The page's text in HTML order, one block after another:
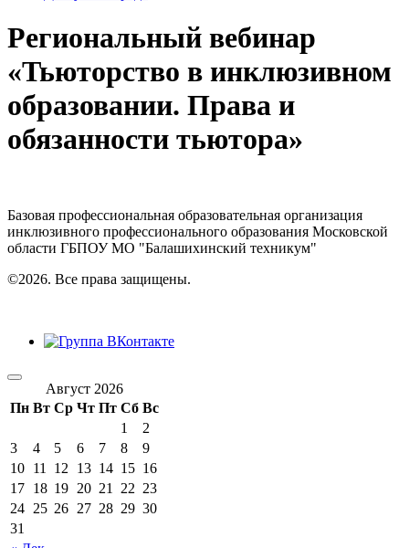
Региональный вебинар
«Тьюторство в инклюзивном
образовании. Права и
обязанности тьютора»
Базовая профессиональная образовательная организация
инклюзивного профессионального образования Московской
области ГБПОУ МО "Балашихинский техникум"
©2026. Все права защищены.
Август 2026
Пн Вт Ср Чт Пт Сб Вс
1
2
3
4 5 6 7 8
9
10 11 12 13 14 15 16
17 18 19 20 21 22 23
24 25 26 27 28 29 30
31